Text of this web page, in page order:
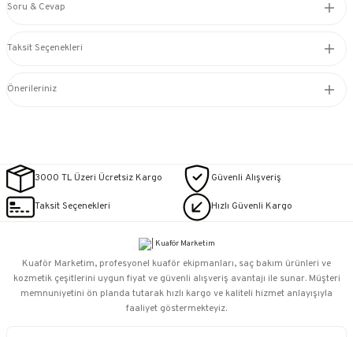
Soru & Cevap
Taksit Seçenekleri
Önerileriniz
3000 TL Üzeri Ücretsiz Kargo Güvenli Alışveriş
Taksit Seçenekleri Hızlı Güvenli Kargo
Kuaför Marketim, profesyonel kuaför ekipmanları, saç bakım ürünleri ve
kozmetik çeşitlerini uygun fiyat ve güvenli alışveriş avantajı ile sunar. Müşteri
memnuniyetini ön planda tutarak hızlı kargo ve kaliteli hizmet anlayışıyla
faaliyet göstermekteyiz.